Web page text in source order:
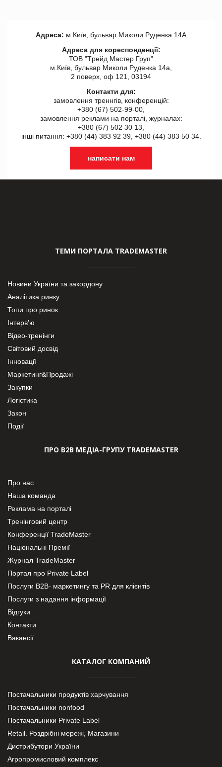
Адреса: м.Київ, бульвар Миколи Руденка 14А
Адреса для кореспонденції:
ТОВ "Tрейд Мастер Груп"
м.Київ, бульвар Миколи Руденка 14а,
2 поверх, оф 121, 03194
Контакти для:
замовлення треннгів, конференцій:
+380 (67) 502-99-00,
замовлення реклами на порталі, журналах:
+380 (67) 502 30 13,
інші питання: +380 (44) 383 92 39, +380 (44) 383 50 34.
написати нам
ТЕМИ ПОРТАЛА TRADEMASTER
Новини України та закордону
Аналітика ринку
Топи про ринок
Інтерв’ю
Відео-тренінги
Світовий досвід
Інновації
Маркетинг&Продажі
Закупки
Логістика
Закон
Події
ПРО В2В МЕДІА-ГРУПУ TRADEMASTER
Про нас
Наша команда
Реклама на порталі
Тренінговий центр
Конференції TradeMaster
Національні Премії
Журнал TradeMaster
Портал про Private Label
Послуги В2В- маркетингу та PR для клієнтів
Послуги з надання інформації
Відгуки
Контакти
Вакансії
КАТАЛОГ КОМПАНИЙ
Постачальники продуктів харчування
Постачальники nonfood
Постачальники Private Label
Retail. Роздрібні мережі, Магазини
Дистрибутори України
Агропромисловий комплекс